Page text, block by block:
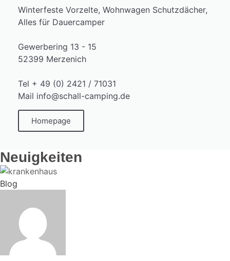
Winterfeste Vorzelte, Wohnwagen Schutzdächer,
Alles für Dauercamper
Gewerbering 13 - 15
52399 Merzenich
Tel + 49 (0) 2421 / 71031
Mail info@schall-camping.de
Homepage
Neuigkeiten
Blog